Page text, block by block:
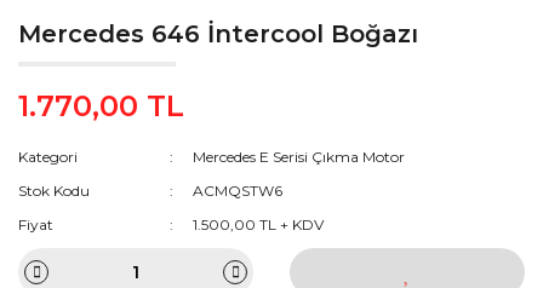
Mercedes 646 İntercool Boğazı
1.770,00 TL
Kategori
Mercedes E Serisi Çıkma Motor
Stok Kodu
ACMQSTW6
Fiyat
1.500,00 TL + KDV